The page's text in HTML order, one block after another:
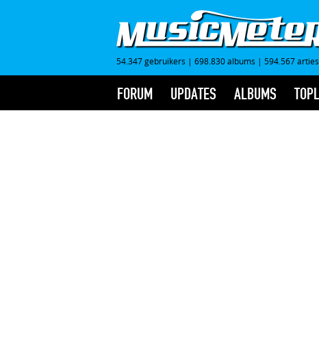
54.347 gebruikers | 698.830 albums | 594.567
FORUM UPDATES ALBUMS